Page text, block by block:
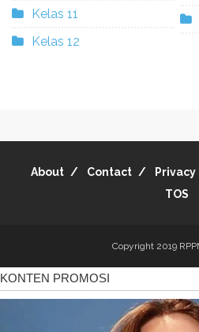
Kelas 11
Kelas 12
About Contact
TOS
Copyright 2019